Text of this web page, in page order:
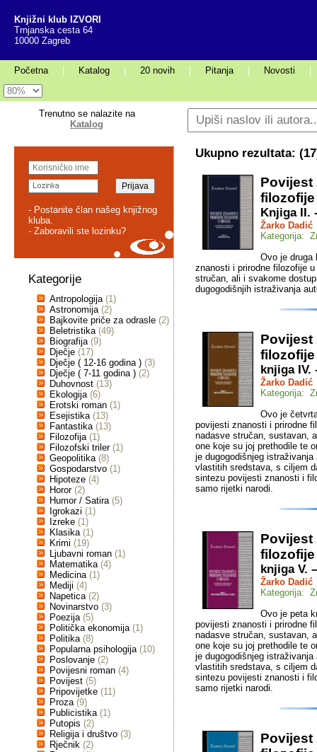
Knjižni klub IZVORI
Trnjanska cesta 64
10000 Zagreb
Početna Katalog 20 novih Pitanja Novosti
Trenutno se nalazite na
Katalog
- Postanite član našeg knjižnog
kluba.
- Zaboravili ste lozinku?
Kategorije
Antropologija (1)
Astronomija (2)
Bajkovite priče za odrasle (2)
Beletristika (49)
Biografija (9)
Dječje (17)
Dječje ( 12-16 godina ) (3)
Dječje ( 7-11 godina ) (2)
Duhovnost (13)
Ekologija (6)
Erotski roman (1)
Esejistika (13)
Fantastika (13)
Filozofija (1)
Filozofski triler (1)
Geopolitika (8)
Gospodarstvo (1)
Hipoteze (4)
Horor (2)
Humor / Satira (5)
Igrokazi (1)
Izreke (1)
Klasika (1)
Krimi (19)
Ljubavni roman (1)
Matematika (4)
Medicina (1)
Mediji (4)
Napetica (2)
Novinarstvo (3)
Poezija (5)
Politička ekonomija (1)
Politika (8)
Popularna psihologija (10)
Poslovanje (2)
Povijesni roman (4)
Povijest (5)
Pripovijetke (11)
Proza (9)
Publicistika (1)
Putopis (2)
Religija i društvo (3)
Rječnik (2)
Ukupno rezultata: (17
Povijest
filozofije
Knjiga II.
Žarko Dadić
Kategorija:
Ovo je druga
znanosti i prirodne filozofije
stručan, ali i svakome
dugogodišnjih istraživanja
Povijest
filozofije
knjiga
Žarko Dadić
Kategorija:
Ovo je
povijesti znanosti i prirodne
nadasve stručan, sustavan,
one koje su joj prethodile te
je dugogodišnjeg
vlastitih sredstava, s ciljem
sintezu povijesti znanosti i
samo rijetki narodi.
Povijest
filozofije
knjiga V.
Žarko Dadić
Kategorija:
Ovo je peta
povijesti znanosti i prirodne
nadasve stručan, sustavan,
one koje su joj prethodile te
je dugogodišnjeg
vlastitih sredstava, s ciljem
sintezu povijesti znanosti i
samo rijetki narodi.
Povijest